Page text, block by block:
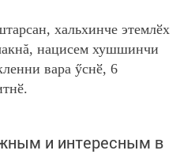
хальхинче этемлӗх
нацисем хушшинчи
вара ӳснӗ, 6
и интересным в